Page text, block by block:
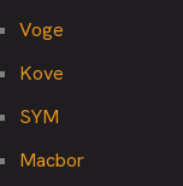
Voge
Kove
SYM
Macbor